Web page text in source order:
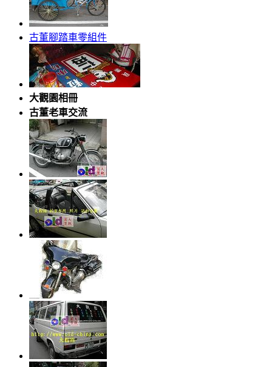
古董腳踏車零組件
大觀園相冊
古董老車交流